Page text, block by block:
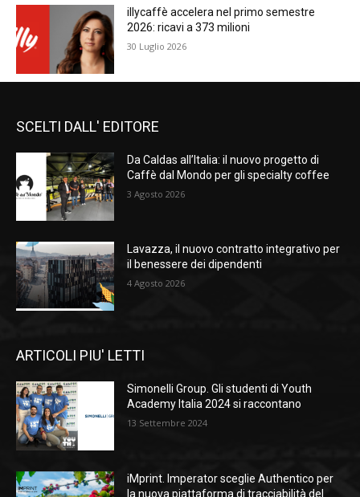
illycaffè accelera nel primo semestre
2026: ricavi a 373 milioni
30 Luglio 2026
SCELTI DALL' EDITORE
Da Caldas all’Italia: il nuovo progetto di
Caffè dal Mondo per gli specialty coffee
3 Agosto 2026
Lavazza, il nuovo contratto integrativo per
il benessere dei dipendenti
4 Agosto 2026
ARTICOLI PIU' LETTI
Simonelli Group. Gli studenti di Youth
Academy Italia 2024 si raccontano
13 Settembre 2024
iMprint. Imperator sceglie Authentico per
la nuova piattaforma di tracciabilità del